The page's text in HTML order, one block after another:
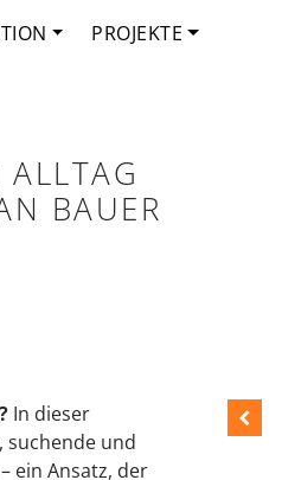
PROJEKTE
BAUER
In dieser
und
ein Ansatz, der